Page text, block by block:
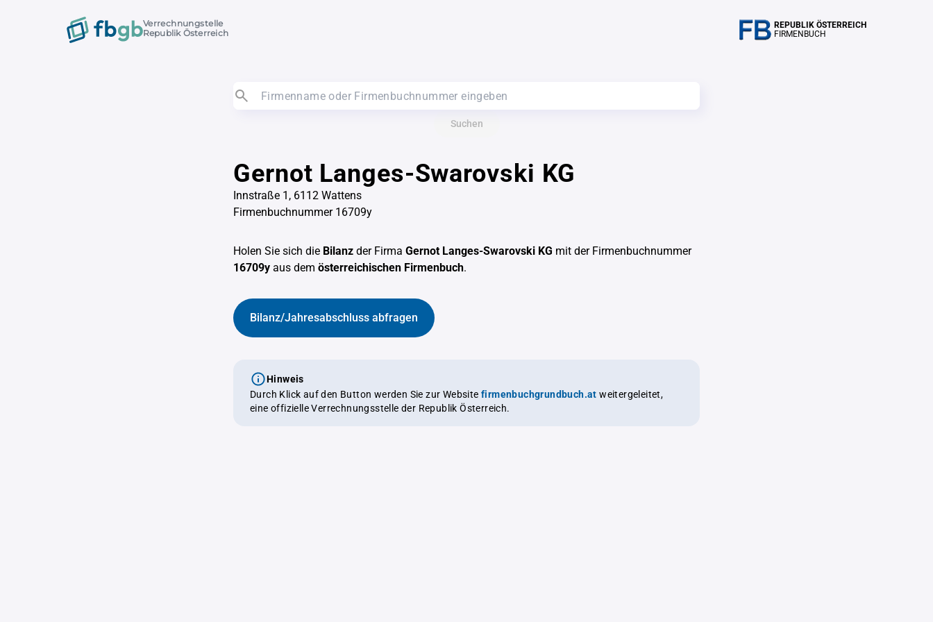
Verrechnungstelle
Republik Österreich
REPUBLIK ÖSTERREICH
FIRMENBUCH
Suchen
Gernot Langes-Swarovski KG
Innstraße 1, 6112 Wattens
Firmenbuchnummer 16709y
Holen Sie sich die Bilanz der Firma Gernot Langes-Swarovski KG mit der Firmenbuchnummer
16709y aus dem österreichischen Firmenbuch.
Bilanz/Jahresabschluss abfragen
Hinweis
Durch Klick auf den Button werden Sie zur Website firmenbuchgrundbuch.at weitergeleitet,
eine offizielle Verrechnungsstelle der Republik Österreich.